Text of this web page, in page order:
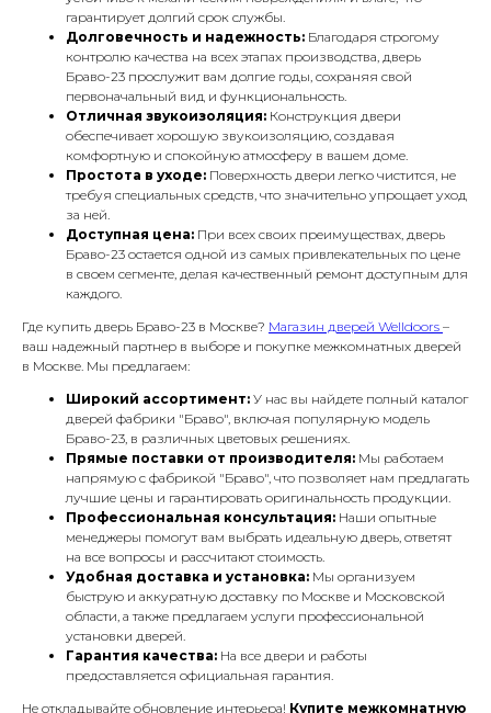
гарантирует долгий срок службы.
Долговечность и надежность: Благодаря строгому
контролю качества на всех этапах производства, дверь
Браво-23 прослужит вам долгие годы, сохраняя свой
первоначальный вид и функциональность.
Отличная звукоизоляция: Конструкция двери
обеспечивает хорошую звукоизоляцию, создавая
комфортную и спокойную атмосферу в вашем доме.
Простота в уходе: Поверхность двери легко чистится, не
требуя специальных средств, что значительно упрощает уход
за ней.
Доступная цена: При всех своих преимуществах, дверь
Браво-23 остается одной из самых привлекательных по цене
в своем сегменте, делая качественный ремонт доступным для
каждого.
Где купить дверь Браво-23 в Москве? Магазин дверей Welldoors –
ваш надежный партнер в выборе и покупке межкомнатных дверей
в Москве. Мы предлагаем:
Широкий ассортимент: У нас вы найдете полный каталог
дверей фабрики "Браво", включая популярную модель
Браво-23, в различных цветовых решениях.
Прямые поставки от производителя: Мы работаем
напрямую с фабрикой "Браво", что позволяет нам предлагать
лучшие цены и гарантировать оригинальность продукции.
Профессиональная консультация: Наши опытные
менеджеры помогут вам выбрать идеальную дверь, ответят
на все вопросы и рассчитают стоимость.
Удобная доставка и установка: Мы организуем
быструю и аккуратную доставку по Москве и Московской
области, а также предлагаем услуги профессиональной
установки дверей.
Гарантия качества: На все двери и работы
предоставляется официальная гарантия.
Не откладывайте обновление интерьера! Купите межкомнатную